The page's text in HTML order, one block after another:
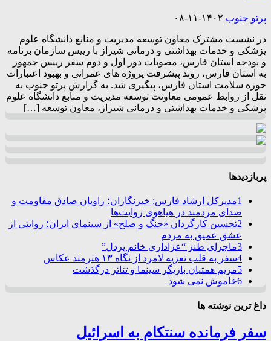
پرتو جنوب ۱۴۰۲-۱۱-۰۸
در نشست مشترک معاون توسعه مدیریت و منابع دانشگاه علوم
پزشکی و خدمات بهداشتی و درمانی شیراز با رییس سازمان برنامه
و بودجه استان فارس، مصوبات دور اول و دوم سفر رییس جمهور
به استان فارس، روند پیشرفت پروژه های عمرانی و بهبود اعتبارات
حوزه سلامت استان فارس، پیگیری شد. به گزارش پرتو جنوب به
نقل از روابط عمومی معاونت توسعه مدیریت و منابع دانشگاه علوم
پزشکی و خدمات بهداشتی و درمانی شیراز، معاون توسعه […]
پربازدیدها
1مدیرکل ارشاد فارس: خبرنگاران؛ راویان صادق مقاومت و
صدای مردمند در هیاهوی روایت‌ها
2تحسین کارگردان «جنگ و صلح» از سینمای ایران؛ روایتی از
عشق عمیق به مردم
3ماجرای طنز “عزاداری خانم پردل”
4سفر به قلب تعزیه لامرد از نگاه ۱۳ هنرمند عکاس
5مریم همتیان بازیگر سینما و تئاتر درگذشت
6خاموش نمی شود
داغ ترین نوشته ها
سفر فرمانده سنتکام به اسرائیل